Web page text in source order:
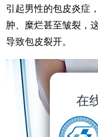
引起男性的包皮炎症
肿、糜烂甚至皱裂，
导致包皮裂开。
在